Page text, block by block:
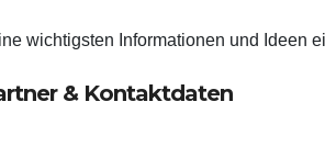
wichtigsten Informationen und Ideen
& Kontaktdaten